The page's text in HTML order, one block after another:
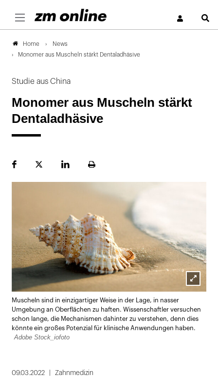
Home
News
Monomer aus Muscheln stärkt Dentaladhäsive
Studie aus China
Monomer aus Muscheln stärkt
Dentaladhäsive
FacebookPlattformLinekdInSeite
Lightbox
Muscheln sind in einzigartiger Weise in der Lage, in nasser
Umgebung an Oberflächen zu haften. Wissenschaftler versuchen
schon lange, die Mechanismen dahinter zu verstehen, denn dies
könnte ein großes Potenzial für klinische Anwendungen haben.
Adobe Stock_iofoto
09.03.2022 Zahnmedizin